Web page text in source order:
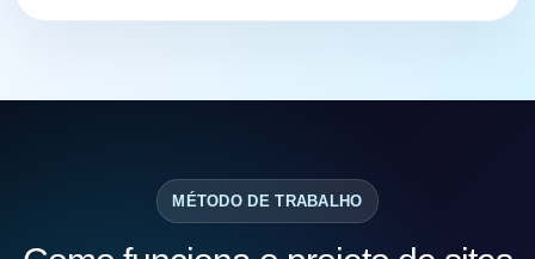
MÉTODO DE TRABALHO